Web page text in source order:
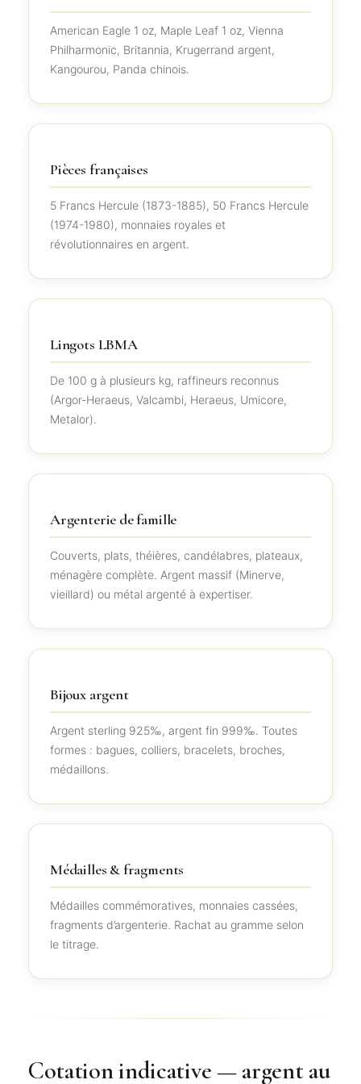
American Eagle 1 oz, Maple Leaf 1 oz, Vienna
Philharmonic, Britannia, Krugerrand argent,
Kangourou, Panda chinois.
Pièces françaises
5 Francs Hercule (1873-1885), 50 Francs Hercule
(1974-1980), monnaies royales et
révolutionnaires en argent.
Lingots LBMA
De 100 g à plusieurs kg, raffineurs reconnus
(Argor-Heraeus, Valcambi, Heraeus, Umicore,
Metalor).
Argenterie de famille
Couverts, plats, théières, candélabres, plateaux,
ménagère complète. Argent massif (Minerve,
vieillard) ou métal argenté à expertiser.
Bijoux argent
Argent sterling 925‰, argent fin 999‰. Toutes
formes : bagues, colliers, bracelets, broches,
médaillons.
Médailles & fragments
Médailles commémoratives, monnaies cassées,
fragments d’argenterie. Rachat au gramme selon
le titrage.
Cotation indicative — argent au